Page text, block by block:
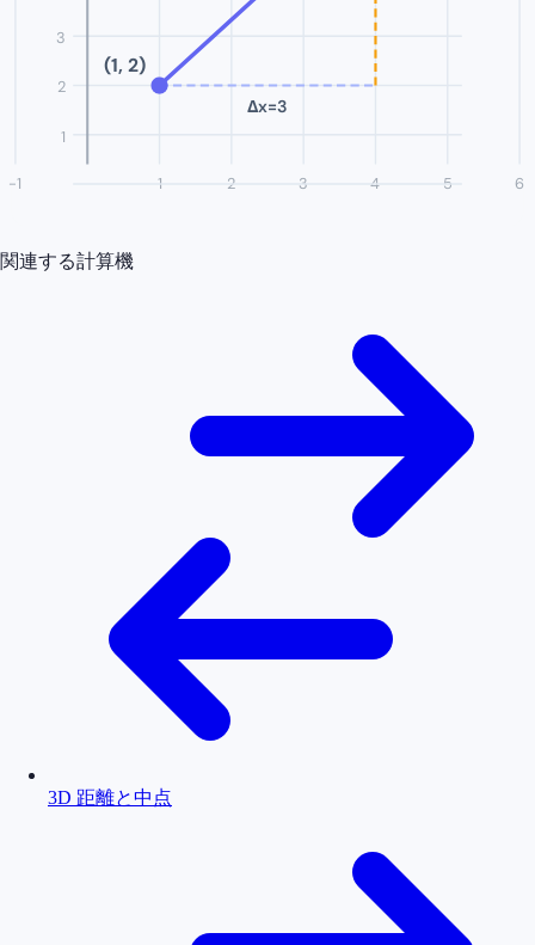
-1 1 2 3 4 5 6
1
2
3
Δx=3
(1,2)
関連する計算機
3D 距離と中点